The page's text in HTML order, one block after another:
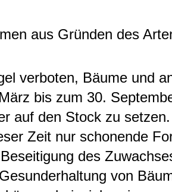
aus Gründen des
verboten, Bäume und
bis zum 30.
auf den Stock zu setzen.
Zeit nur schonende
des
von